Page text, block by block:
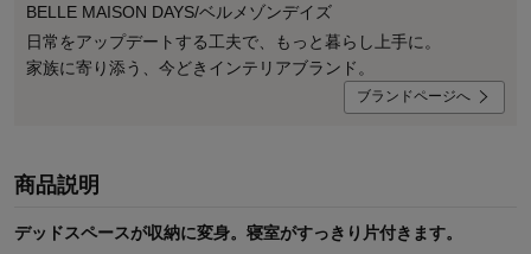
BELLE MAISON DAYS/ベルメゾンデイズ
日常をアップデートする工夫で、もっと暮らし上手に。
家族に寄り添う、今どきインテリアブランド。
ブランドページへ
商品説明
デッドスペースが収納に変身。寝室がすっきり片付きます。